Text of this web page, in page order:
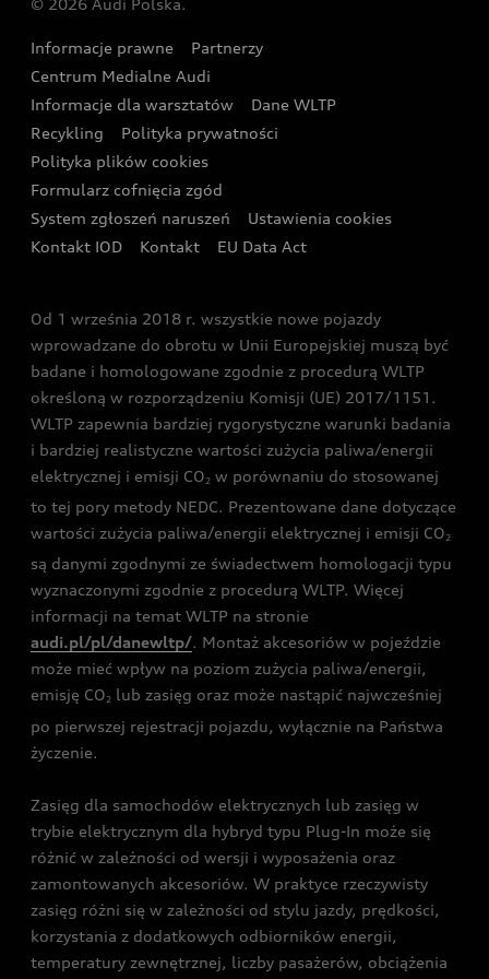
Wyszukaj najbliższego Partnera Audi
Oferta dla przedsiębiorców
Oferta dla klientów prywatnych
Kalkulator rat
Ubezpieczenie
Audi exclusive
Zasięg
Gwarancja
Akcje serwisowe Audi
Katalog online akcesoriów
Audi i Muzeum Sztuki Nowoczesnej w Warszawie
Audi driving experience
Audi quattro Cup
Audi i Puchar Świata w Skokach Narciarskich w
Zakopanem
© 2026 Audi Polska.
Informacje prawne
Partnerzy
Centrum Medialne Audi
Informacje dla warsztatów
Dane WLTP
Recykling
Polityka prywatności
Polityka plików cookies
Formularz cofnięcia zgód
System zgłoszeń naruszeń
Ustawienia cookies
Kontakt IOD
Kontakt EU Data Act
Od 1 września 2018 r. wszystkie nowe pojazdy
wprowadzane do obrotu w Unii Europejskiej muszą być
badane i homologowane zgodnie z procedurą WLTP
określoną w rozporządzeniu Komisji (UE) 2017/1151.
WLTP zapewnia bardziej rygorystyczne warunki badania
i bardziej realistyczne wartości zużycia paliwa/energii
elektrycznej i emisji CO2 w porównaniu do stosowanej
to tej pory metody NEDC. Prezentowane dane dotyczące
wartości zużycia paliwa/energii elektrycznej i emisji CO2
są danymi zgodnymi ze świadectwem homologacji typu
wyznaczonymi zgodnie z procedurą WLTP. Więcej
informacji na temat WLTP na stronie
audi.pl/pl/danewltp/. Montaż akcesoriów w pojeździe
może mieć wpływ na poziom zużycia paliwa/energii,
emisję CO2 lub zasięg oraz może nastąpić najwcześniej
po pierwszej rejestracji pojazdu, wyłącznie na Państwa
życzenie.
Zasięg dla samochodów elektrycznych lub zasięg w
trybie elektrycznym dla hybryd typu Plug-In może się
różnić w zależności od wersji i wyposażenia oraz
zamontowanych akcesoriów. W praktyce rzeczywisty
zasięg różni się w zależności od stylu jazdy, prędkości,
korzystania z dodatkowych odbiorników energii,
temperatury zewnętrznej, liczby pasażerów, obciążenia